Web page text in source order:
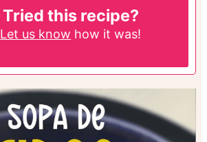
Tried this recipe?
Let us know how it was!